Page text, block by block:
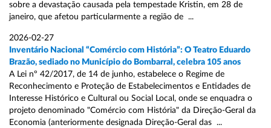
sobre a devastação causada pela tempestade Kristin, em 28 de
janeiro, que afetou particularmente a região de ...
2026-02-27
Inventário Nacional “Comércio com História”: O Teatro Eduardo
Brazão, sediado no Município do Bombarral, celebra 105 anos
A Lei nº 42/2017, de 14 de junho, estabelece o Regime de
Reconhecimento e Proteção de Estabelecimentos e Entidades de
Interesse Histórico e Cultural ou Social Local, onde se enquadra o
projeto denominado "Comércio com História" da Direção-Geral da
Economia (anteriormente designada Direção-Geral das ...